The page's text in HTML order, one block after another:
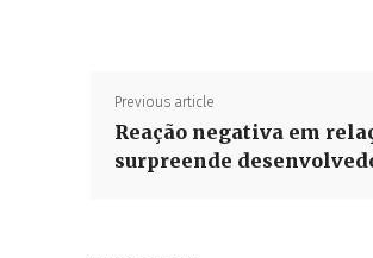
Previous article
Reação negativa em
surpreende